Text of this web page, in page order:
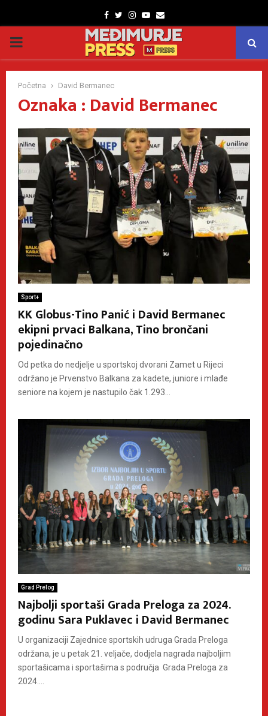
Facebook
TwitterInstagram
Youtube
Email
PRIMARY
MENU
Početna David Bermanec
Oznaka : David Bermanec
Sport+
KK Globus-Tino Panić i David Bermanec
ekipni prvaci Balkana, Tino brončani
pojedinačno
Od petka do nedjelje u sportskoj dvorani Zamet u Rijeci
održano je Prvenstvo Balkana za kadete, juniore i mlađe
seniore na kojem je nastupilo čak 1.293...
Grad Prelog
Najbolji sportaši Grada Preloga za 2024.
godinu Sara Puklavec i David Bermanec
U organizaciji Zajednice sportskih udruga Grada Preloga
održana, je u petak 21. veljače, dodjela nagrada najboljim
sportašicama i sportašima s područja Grada Preloga za
2024....